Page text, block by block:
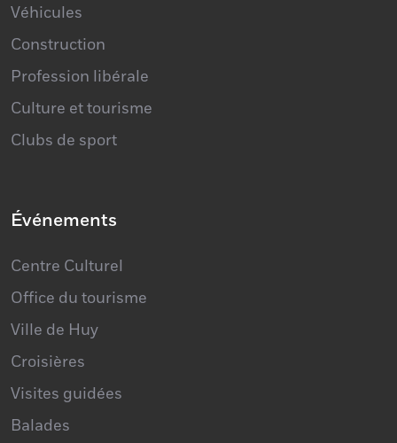
Véhicules
Construction
Profession libérale
Culture et tourisme
Clubs de sport
Événements
Centre Culturel
Office du tourisme
Ville de Huy
Croisières
Visites guidées
Balades